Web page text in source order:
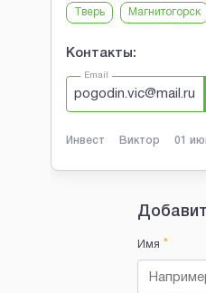
Тверь Магнитогорск
Контакты:
Email
pogodin.vic@mail.ru
Инвест Виктор 01
Имя *